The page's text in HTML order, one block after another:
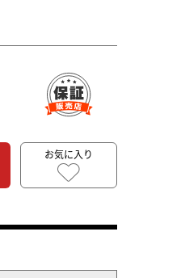
お気に入り